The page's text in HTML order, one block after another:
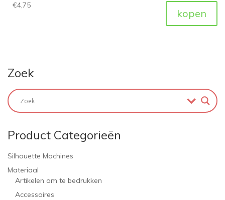
€4,75
kopen
Zoek
Product Categorieën
Silhouette Machines
Materiaal
Artikelen om te bedrukken
Accessoires